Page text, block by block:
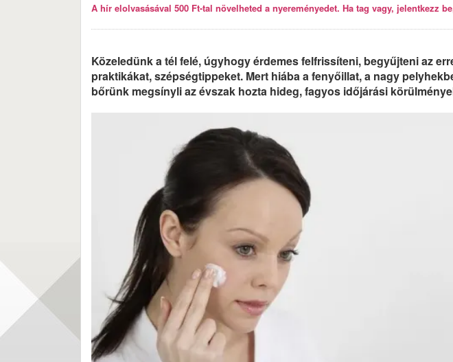
A hír elolvasásával 500 Ft-tal növelheted a nyereményedet. Ha tag vagy, jelentkezz
Közeledünk a tél felé, úgyhogy érdemes felfrissíteni, begyűjteni az
praktikákat, szépségtippeket. Mert hiába a fenyőillat, a nagy
bőrünk megsínyli az évszak hozta hideg, fagyos időjárási